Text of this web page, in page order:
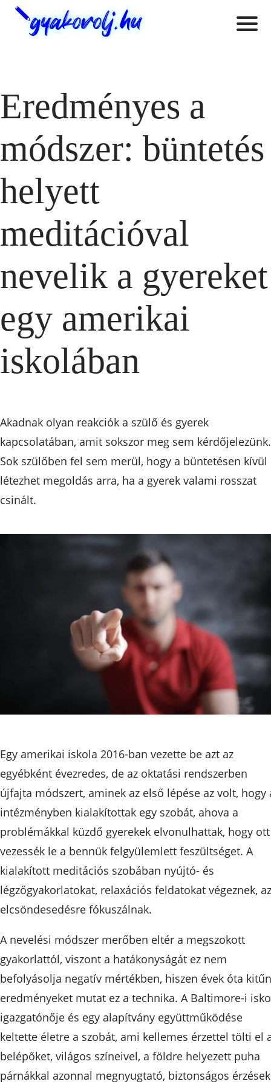
Eredményes a
módszer: büntetés
helyett
meditációval
nevelik a gyereket
egy amerikai
iskolában
Akadnak olyan reakciók a szülő és gyerek
kapcsolatában, amit sokszor meg sem kérdőjelezünk.
Sok szülőben fel sem merül, hogy a büntetésen kívül
létezhet megoldás arra, ha a gyerek valami rosszat
csinált.
Egy amerikai iskola 2016-ban vezette be azt az
egyébként évezredes, de az oktatási rendszerben
újfajta módszert, aminek az első lépése az volt, hogy
intézményben kialakítottak egy szobát, ahova a
problémákkal küzdő gyerekek elvonulhattak, hogy ott
vezessék le a bennük felgyülemlett feszültséget. A
kialakított meditációs szobában nyújtó- és
légzőgyakorlatokat, relaxációs feldatokat végeznek, az
elcsöndesedésre fókuszálnak.
A nevelési módszer merőben eltér a megszokott
gyakorlattól, viszont a hatákonyságát ez nem
befolyásolja negatív mértékben, hiszen évek óta
eredményeket mutat ez a technika. A Baltimore-i
igazgatónője és egy alapítvány együttműködése
keltette életre a szobát, ami kellemes érzettel tölti el
belépőket, világos színeivel, a földre helyezett puha
párnákkal azonnal megnyugtató, biztonságos